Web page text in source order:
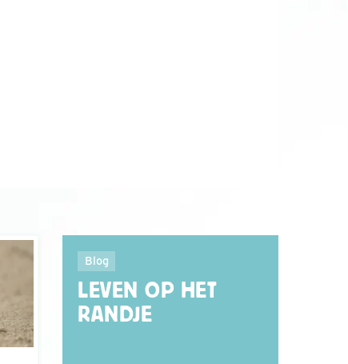
Blog
LEVEN OP HET
RANDJE